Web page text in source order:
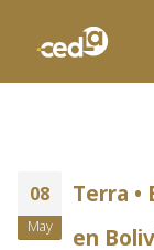
08
May
Terra •
en